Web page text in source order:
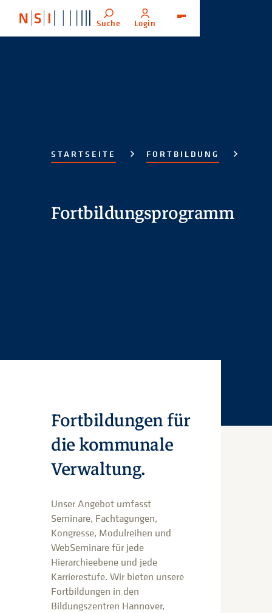
Suche Login
STARTSEITE FORTBILDUNG
Fortbildungsprogramm
Fortbildungen für
die kommunale
Verwaltung.
Unser Angebot umfasst
Seminare, Fachtagungen,
Kongresse, Modulreihen und
WebSeminare für jede
Hierarchieebene und jede
Karrierestufe. Wir bieten unsere
Fortbildungen in den
Bildungszentren Hannover,